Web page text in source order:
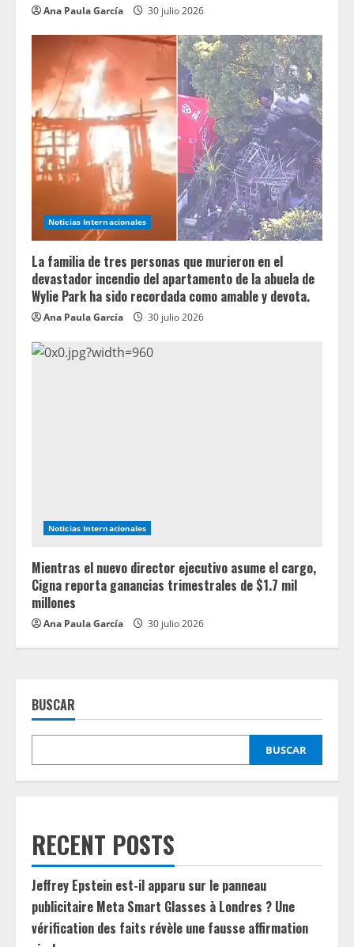
Ana Paula García 30 julio 2026
Noticias Internacionales
La familia de tres personas que murieron en el
devastador incendio del apartamento de la abuela de
Wylie Park ha sido recordada como amable y devota.
Ana Paula García 30 julio 2026
Noticias Internacionales
Mientras el nuevo director ejecutivo asume el cargo,
Cigna reporta ganancias trimestrales de $1.7 mil
millones
Ana Paula García 30 julio 2026
BUSCAR
BUSCAR
RECENT POSTS
Jeffrey Epstein est-il apparu sur le panneau
publicitaire Meta Smart Glasses à Londres ? Une
vérification des faits révèle une fausse affirmation